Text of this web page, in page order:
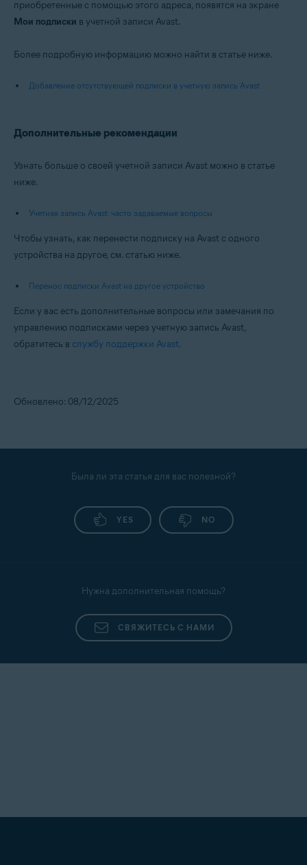
приобретенные с помощью этого адреса, появятся на экране
Мои подписки в учетной записи Avast.
Более подробную информацию можно найти в статье ниже.
Добавление отсутствующей подписки в учетную запись Avast
Дополнительные рекомендации
Узнать больше о своей учетной записи Avast можно в статье
ниже.
Учетная запись Avast: часто задаваемые вопросы
Чтобы узнать, как перенести подписку на Avast с одного
устройства на другое, см. статью ниже.
Перенос подписки Avast на другое устройство
Если у вас есть дополнительные вопросы или замечания по
управлению подписками через учетную запись Avast,
обратитесь в службу поддержки Avast.
Обновлено: 08/12/2025
Была ли эта статья для вас полезной?
YES NO
Нужна дополнительная помощь?
СВЯЖИТЕСЬ С НАМИ